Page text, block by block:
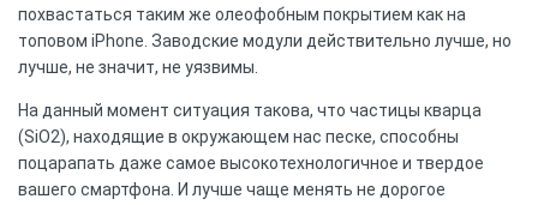
похвастаться таким же олеофобным покрытием как на
топовом iPhone. Заводские модули действительно лучше, но
лучше, не значит, не уязвимы.
На данный момент ситуация такова, что частицы кварца
(SiO2), находящие в окружающем нас песке, способны
поцарапать даже самое высокотехнологичное и твердое
вашего смартфона. И лучше чаще менять не дорогое